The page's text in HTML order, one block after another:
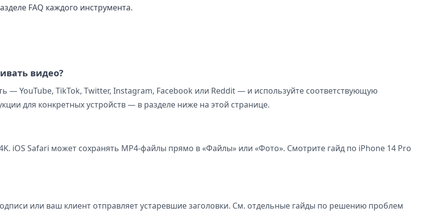
FAQ каждого инструмента.
видео?
— YouTube, TikTok, Twitter, Instagram, Facebook или Reddit — и используйте соответствующую
для конкретных устройств — в разделе ниже на этой странице.
iOS Safari может сохранять MP4-файлы прямо в «Файлы» или «Фото». Смотрите гайд по iPhone 14 Pro
или ваш клиент отправляет устаревшие заголовки. См. отдельные гайды по решению проблем